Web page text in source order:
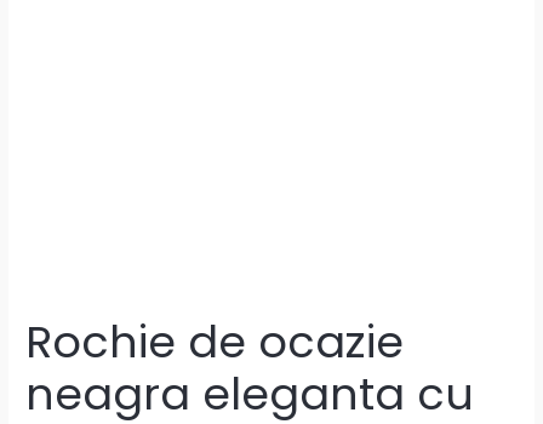
Rochie de ocazie
neagra eleganta cu